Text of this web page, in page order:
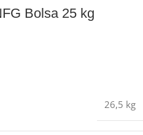
Bolsa 25 kg
26,5 kg